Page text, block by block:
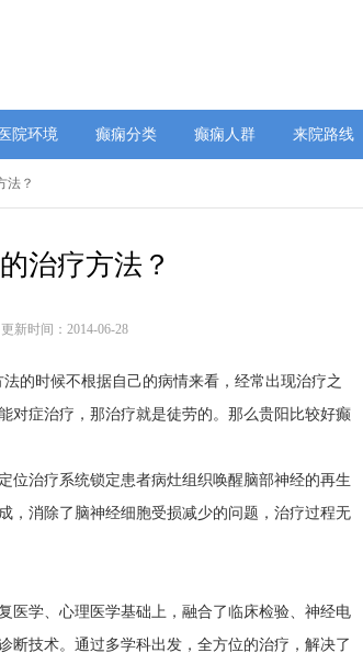
医院环境 癫痫分类 癫痫人群 来院路线
法？
治疗方法？
更新时间：2014-06-28
的时候不根据自己的病情来看，经常出现治疗之
对症治疗，那治疗就是徒劳的。那么贵阳比较好癫
位治疗系统锁定患者病灶组织唤醒脑部神经的再生
，消除了脑神经细胞受损减少的问题，治疗过程无
医学、心理医学基础上，融合了临床检验、神经电
断技术。通过多学科出发，全方位的治疗，解决了